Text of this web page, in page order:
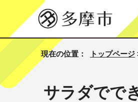
現在の位置： トップページ
サラダでで